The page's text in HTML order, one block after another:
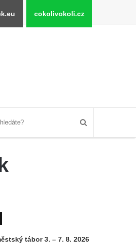
cokolivokoli.cz
tábor 3. – 7. 8. 2026